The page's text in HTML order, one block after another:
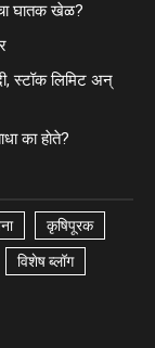
घातक खेळ?
स्टॉक लिमिट अन्
का हाेते?
कृषिपूरक
विशेष ब्लॉग